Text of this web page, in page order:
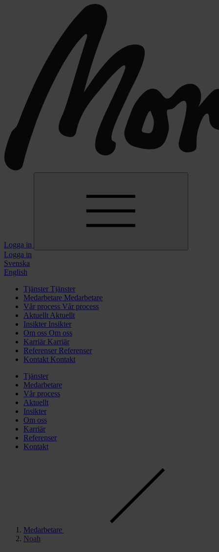
Logga in
Logga in
Svenska
English
Tjänster Tjänster
Medarbetare Medarbetare
Vår process Vår process
Aktuellt Aktuellt
Insikter Insikter
Om oss Om oss
Karriär Karriär
Referenser Referenser
Kontakt Kontakt
Tjänster
Medarbetare
Vår process
Aktuellt
Insikter
Om oss
Karriär
Referenser
Kontakt
Med­­arbet­are
Noah